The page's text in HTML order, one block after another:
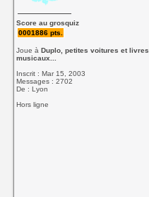
Score au grosquiz
0001886 pts.
Joue àDuplo, petites voitures et livres
musicaux...
Inscrit : Mar 15, 2003
Messages : 2702
De : Lyon
Hors ligne